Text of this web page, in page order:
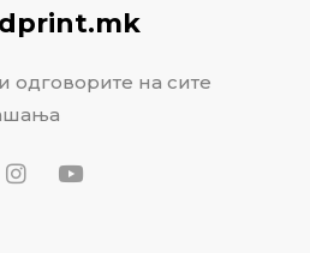
одговорите на сите